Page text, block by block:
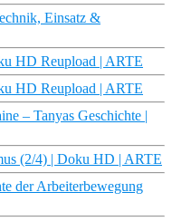
Einsatz &
HD Reupload | ARTE
HD Reupload | ARTE
– Tanyas Geschichte |
(2/4) | Doku HD | ARTE
der Arbeiterbewegung